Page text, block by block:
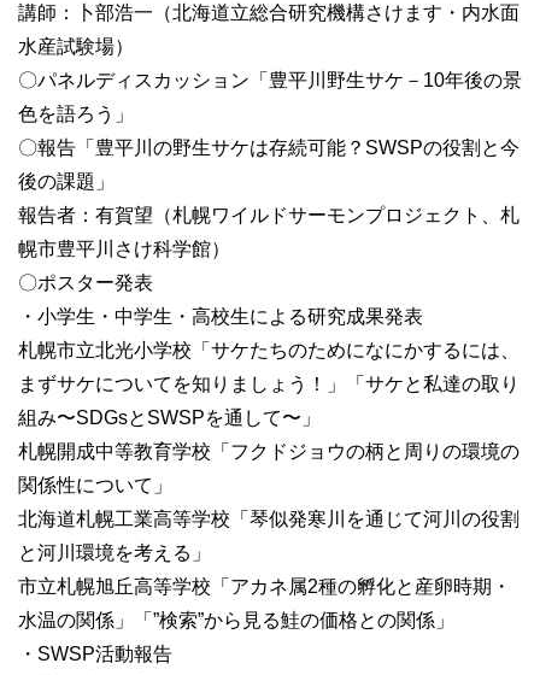
講師：卜部浩一（北海道立総合研究機構さけます・内水面
水産試験場）
〇パネルディスカッション「豊平川野生サケ－10年後の景
色を語ろう」
〇報告「豊平川の野生サケは存続可能？SWSPの役割と今
後の課題」
報告者：有賀望（札幌ワイルドサーモンプロジェクト、札
幌市豊平川さけ科学館）
〇ポスター発表
・小学生・中学生・高校生による研究成果発表
札幌市立北光小学校「サケたちのためになにかするには、
まずサケについてを知りましょう！」「サケと私達の取り
組み〜SDGsとSWSPを通して〜」
札幌開成中等教育学校「フクドジョウの柄と周りの環境の
関係性について」
北海道札幌工業高等学校「琴似発寒川を通じて河川の役割
と河川環境を考える」
市立札幌旭丘高等学校「アカネ属2種の孵化と産卵時期・
水温の関係」「”検索”から見る鮭の価格との関係」
・SWSP活動報告